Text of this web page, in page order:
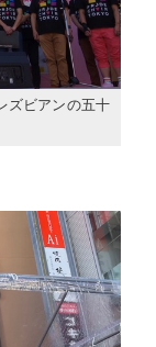
ズビアンの五十